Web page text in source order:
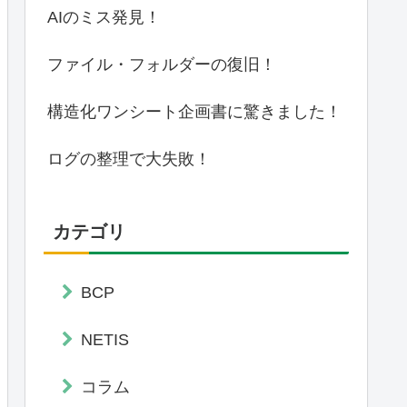
AIのミス発見！
ファイル・フォルダーの復旧！
構造化ワンシート企画書に驚きました！
ログの整理で大失敗！
カテゴリ
BCP
NETIS
コラム